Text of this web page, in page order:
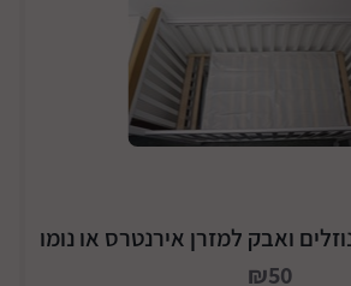
ואבק למזרן אירנטרס או נומו
₪50